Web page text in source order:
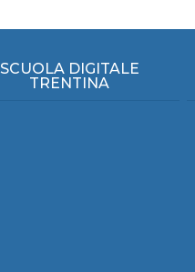
SCUOLA DIGITALE
TRENTINA